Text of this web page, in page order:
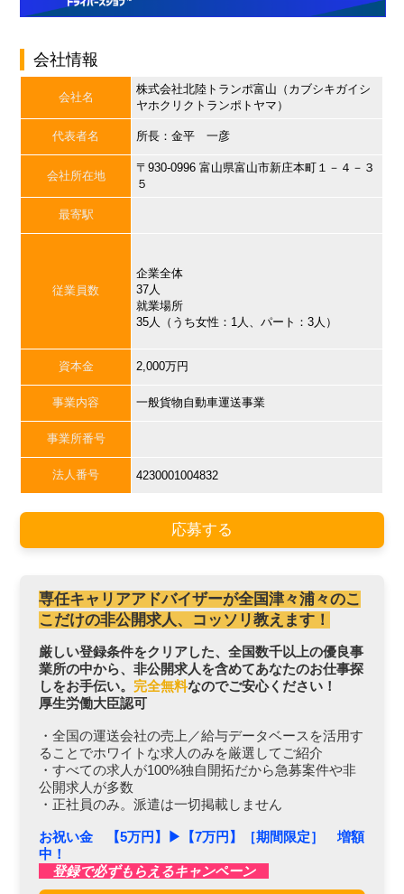
会社情報
会社名
株式会社北陸トランポ富山（カブシキガイシ
ヤホクリクトランポトヤマ）
代表者名 所長：金平 一彦
会社所在地
〒930-0996 富山県富山市新庄本町１－４－３
５
最寄駅
従業員数
企業全体
37人
就業場所
35人（うち女性：1人、パート：3人）
資本金 2,000万円
事業内容 一般貨物自動車運送事業
事業所番号
法人番号 4230001004832
応募する
専任キャリアアドバイザーが全国津々浦々のこ
こだけの非公開求人、コッソリ教えます！
厳しい登録条件をクリアした、全国数千以上の優良事
業所の中から、非公開求人を含めてあなたのお仕事探
しをお手伝い。 完全無料なのでご安心ください！
厚生労働大臣認可
・全国の運送会社の売上／給与データベースを活用す
ることでホワイトな求人のみを厳選してご紹介
・すべての求人が100%独自開拓だから急募案件や非
公開求人が多数
・正社員のみ。派遣は一切掲載しません
お祝い金 【5万円】▶︎【7万円】［期間限定］ 増額
中！
登録で必ずもらえるキャンペーン